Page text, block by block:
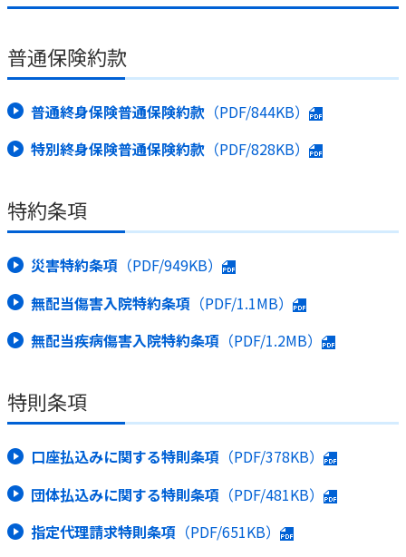
普通保険約款
普通終身保険普通保険約款 （PDF/844KB）
特別終身保険普通保険約款 （PDF/828KB）
特約条項
災害特約条項 （PDF/949KB）
無配当傷害入院特約条項 （PDF/1.1MB）
無配当疾病傷害入院特約条項 （PDF/1.2MB）
特則条項
口座払込みに関する特則条項 （PDF/378KB）
団体払込みに関する特則条項 （PDF/481KB）
指定代理請求特則条項 （PDF/651KB）